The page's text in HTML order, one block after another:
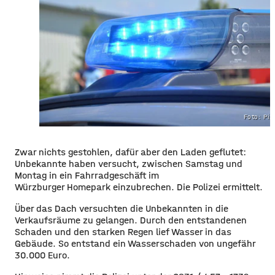
Foto:
Zwar nichts gestohlen, dafür aber den Laden geflutet:
Unbekannte haben versucht, zwischen Samstag und
Montag in ein Fahrradgeschäft im
Würzburger Homepark einzubrechen. Die Polizei ermittelt.
Über das Dach versuchten die Unbekannten in die
Verkaufsräume zu gelangen. Durch den entstandenen
Schaden und den starken Regen lief Wasser in das
Gebäude. So entstand ein Wasserschaden von ungefähr
30.000 Euro.